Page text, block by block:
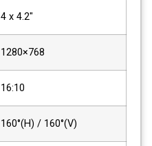
4 x 4.2"
1280×768
16:10
160°(H) / 160°(V)